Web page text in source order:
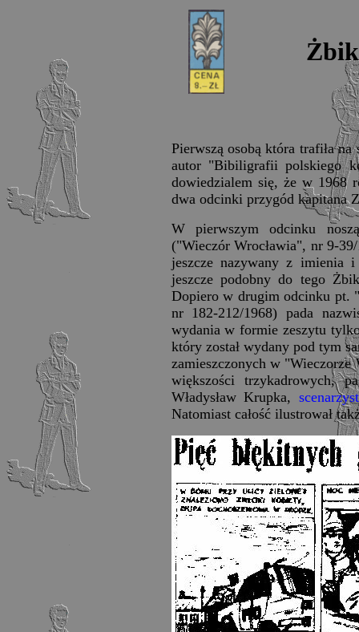
Pierwszą osobą która trafiła
autor "Bibiligrafii polskiego
dowiedzialem się, że w 1968
dwa odcinki przygód kapitana
W pierwszym odcinku
("Wieczór Wrocławia", nr 9-
jeszcze nazywany z imienia
jeszcze podobny do tego
Dopiero w drugim odcinku pt.
nr 182-212/1968) pada
wydania w formie zeszytu
który został wydany pod tym
zamieszczonych w "Wieczorze
większości trzykadrowych,
Władysław Krupka,
Natomiast całość ilustrował